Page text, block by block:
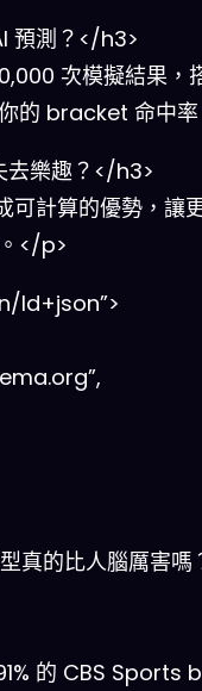
預測？</h3>
次模擬結果，
的 bracket 命中
去樂趣？</h3>
可計算的優勢，讓
</p>
ld+json”>
真的比人腦厲害嗎
的 CBS Sports